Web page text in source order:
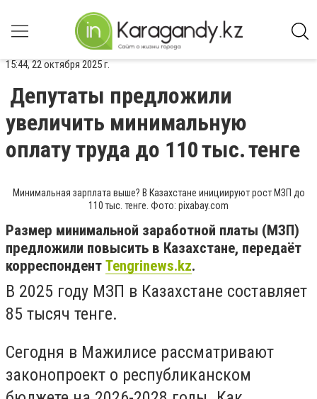
15:44, 22 октября 2025 г.
Депутаты предложили
увеличить минимальную
оплату труда до 110 тыс. тенге
Минимальная зарплата выше? В Казахстане инициируют рост МЗП до
110 тыс. тенге. Фото: pixabay.com
Размер минимальной заработной платы (МЗП)
предложили повысить в Казахстане, передаёт
корреспондент Tengrinews.kz.
В 2025 году МЗП в Казахстане составляет
85 тысяч тенге.
Сегодня в Мажилисе рассматривают
законопроект о республиканском